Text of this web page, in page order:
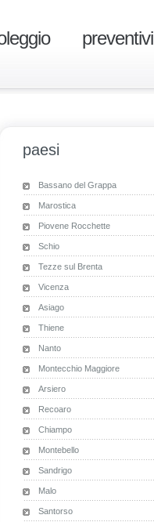
preventivi
paesi
Bassano del Grappa
Marostica
Piovene Rocchette
Schio
Tezze sul Brenta
Vicenza
Asiago
Thiene
Nanto
Montecchio Maggiore
Arsiero
Recoaro
Chiampo
Montebello
Sandrigo
Malo
Santorso